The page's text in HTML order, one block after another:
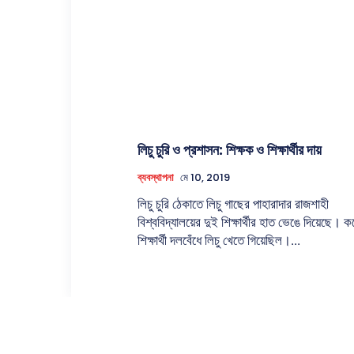
লিচু চুরি ও প্রশাসন: শিক্ষক ও শিক্ষার্থীর দায়
ব্যবস্থাপনা মে 10, 2019
লিচু চুরি ঠেকাতে লিচু গাছের পাহারাদার রাজশাহী
বিশ্ববিদ্যালয়ের দুই শিক্ষার্থীর হাত ভেঙে দিয়েছে।
শিক্ষার্থী দলবেঁধে লিচু খেতে গিয়েছিল।...